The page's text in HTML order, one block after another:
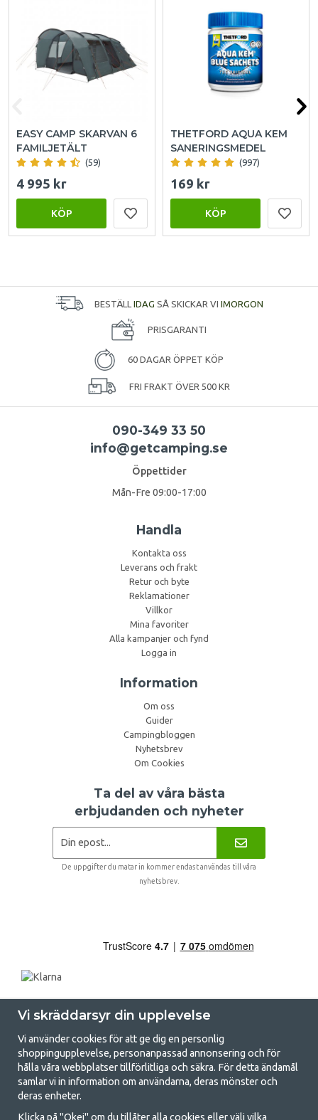
EASY CAMP SKARVAN 6
FAMILJETÄLT
(59)
4 995 kr
KÖP
THETFORD AQUA KEM
SANERINGSMEDEL
(997)
169 kr
KÖP
BESTÄLL IDAG SÅ SKICKAR VI IMORGON
PRISGARANTI
60 DAGAR ÖPPET KÖP
FRI FRAKT ÖVER 500 KR
090-349 33 50
info@getcamping.se
Öppettider
Mån-Fre 09:00-17:00
Handla
Kontakta oss
Leverans och frakt
Retur och byte
Reklamationer
Villkor
Mina favoriter
Alla kampanjer och fynd
Logga in
Information
Om oss
Guider
Campingbloggen
Nyhetsbrev
Om Cookies
Ta del av våra bästa
erbjudanden och nyheter
De uppgifter du matar in kommer endast användas till våra
nyhetsbrev.
GetCamping.se - Din butik för camping
och uteliv
Vi skräddarsyr din upplevelse
Vi använder cookies för att ge dig en personlig
shoppingupplevelse, personanpassad annonsering och för
hålla våra webbplatser tillförlitliga och säkra. För detta ändamål
samlar vi in information om användarna, deras mönster och
deras enheter.
Klicka på "Okej" om du tillåter alla cookies eller välj vilka